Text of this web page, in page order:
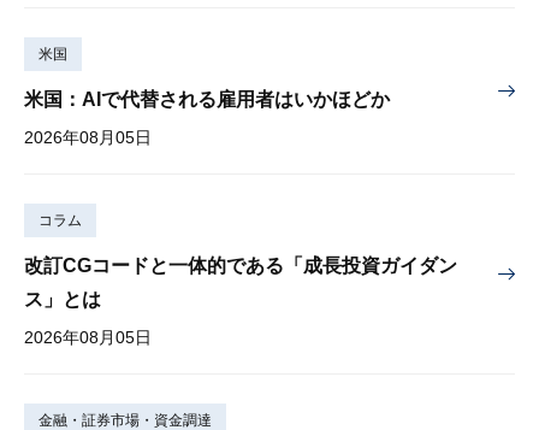
米国
米国：AIで代替される雇用者はいかほどか
2026年08月05日
コラム
改訂CGコードと一体的である「成長投資ガイダン
ス」とは
2026年08月05日
金融・証券市場・資金調達